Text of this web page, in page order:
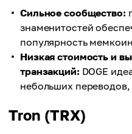
Сильное сообщество:
знаменитостей
популярность
Низкая стоимость и
транзакций: DOGE
небольших
Tron (TRX)